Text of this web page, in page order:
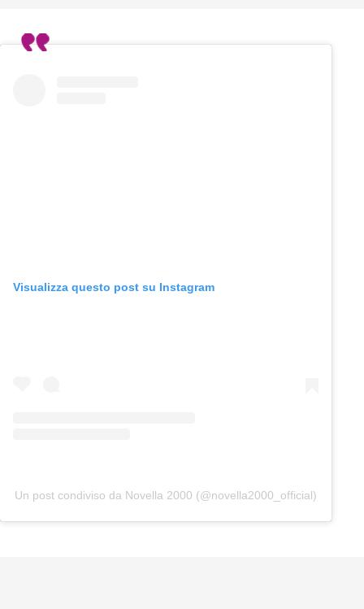
Visualizza questo post su Instagram
Un post condiviso da Novella 2000 (@novella2000_official)